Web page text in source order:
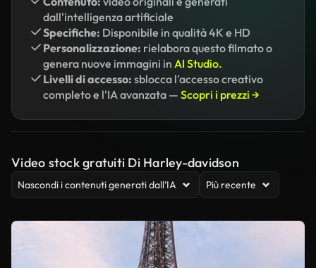
dall'intelligenza artificiale
Specifiche: Disponibile in qualità 4K e HD
Personalizzazione: rielabora questo filmato o
genera nuove immagini in AI Studio.
Livelli di accesso: sblocca l'accesso creativo
completo e l'IA avanzata — Scopri i prezzi →
Video stock gratuiti Di Harley-davidson
Nascondi i contenuti generati dall’IA Più recente